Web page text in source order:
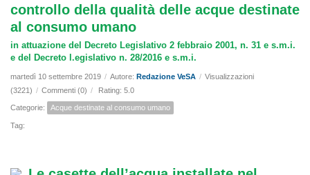
controllo della qualità delle acque destinate
al consumo umano
in attuazione del Decreto Legislativo 2 febbraio 2001, n. 31 e s.m.i.
e del Decreto l.egislativo n. 28/2016 e s.m.i.
martedì 10 settembre 2019 / Autore: Redazione VeSA / Visualizzazioni
(3221) / Commenti (0) / Rating: 5.0
Categorie: Acque destinate al consumo umano
Tag: